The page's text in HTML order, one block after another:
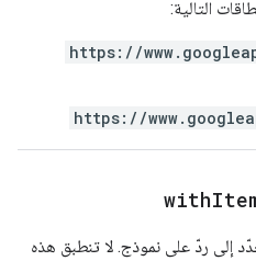
التالية:
https://
https://
إلى ردّ على نموذج. لا تنطبق هذه